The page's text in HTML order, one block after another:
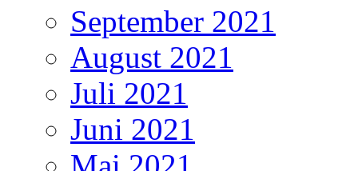
September 2021
August 2021
Juli 2021
Juni 2021